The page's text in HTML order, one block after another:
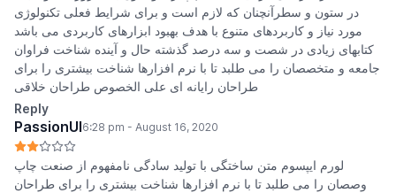
در ستون و سطرآنچنان که لازم است و برای شرایط فعلی تکنولوژی
مورد نیاز و کاربردهای متنوع با هدف بهبود ابزارهای کاربردی می باشد
کتابهای زیادی در شصت و سه درصد گذشته حال و آینده شناخت فراوان
جامعه و متخصصان را می طلبد تا با نرم افزارها شناخت بیشتری را برای
طراحان رایانه ای علی الخصوص طراحان خلاقی
Reply
PassionUI6:28 pm - August 16, 2020
لورم ایپسوم متن ساختگی با تولید سادگی نامفهوم از صنعت چاپ
وصصان را می طلبد تا با نرم افزارها شناخت بیشتری را برای طراحان